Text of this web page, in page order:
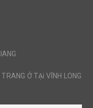
Ở TẠi VĨNH LONG